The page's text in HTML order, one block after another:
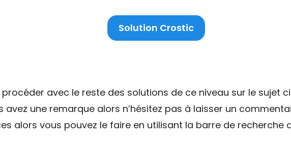
Solution Crostic
avec le reste des solutions de ce niveau sur le sujet
avez une remarque alors n’hésitez pas à laisser un
alors vous pouvez le faire en utilisant la barre de recherche